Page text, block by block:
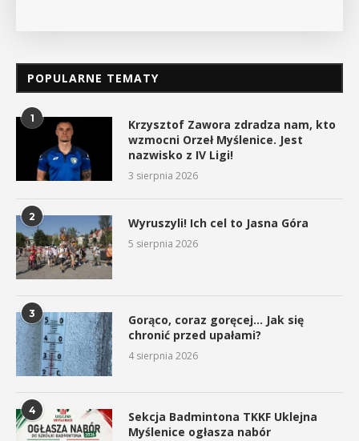
POPULARNE TEMATY
1
Krzysztof Zawora zdradza nam, kto
wzmocni Orzeł Myślenice. Jest
nazwisko z IV Ligi!
3 sierpnia 2026
2 Wyruszyli! Ich cel to Jasna Góra
5 sierpnia 2026
3
Gorąco, coraz goręcej… Jak się
chronić przed upałami?
4 sierpnia 2026
4
Sekcja Badmintona TKKF Uklejna
Myślenice ogłasza nabór